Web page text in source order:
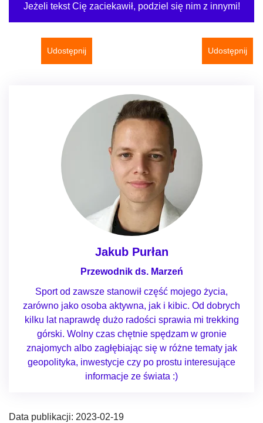
Jeżeli tekst Cię zaciekawił, podziel się nim z innymi!
Udostępnij Udostępnij
Jakub Purłan
Przewodnik ds. Marzeń
Sport od zawsze stanowił część mojego życia,
zarówno jako osoba aktywna, jak i kibic. Od dobrych
kilku lat naprawdę dużo radości sprawia mi trekking
górski. Wolny czas chętnie spędzam w gronie
znajomych albo zagłębiając się w różne tematy jak
geopolityka, inwestycje czy po prostu interesujące
informacje ze świata :)
Data publikacji: 2023-02-19